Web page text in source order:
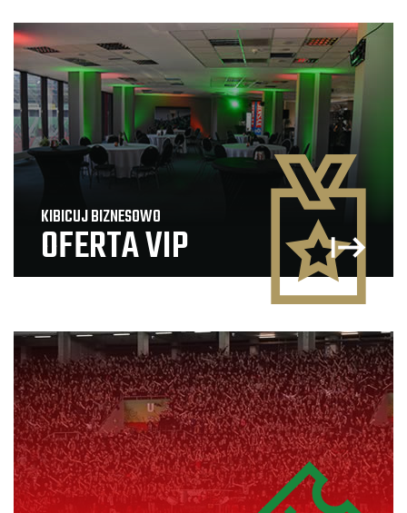
KIBICUJ BIZNESOWO
OFERTA VIP